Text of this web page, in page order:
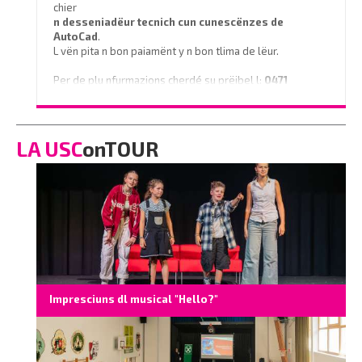
chier
n desseniadëur tecnich cun cunescënzes de
AutoCad.
L vën pita n bon paiamënt y n bon tlima de lëur.
Per de plu nfurmazions cherdé su prëibel l: 0471
o scrì na e-mail a
info@vinaholz.com
LA USConTOUR
Impresciuns dl musical "Hello?"